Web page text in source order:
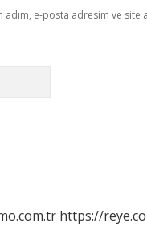
adım, e-posta adresim ve site
https://